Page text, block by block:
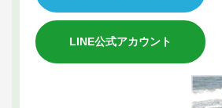
LINE公式アカウント